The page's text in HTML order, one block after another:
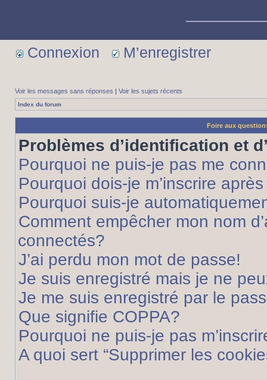
Connexion M’enregistrer
Voir les messages sans réponses | Voir les sujets récents
Index du forum
Foire aux
Problèmes d’identification et
Pourquoi ne puis-je pas me
Pourquoi dois-je m’inscrire
Pourquoi suis-je
Comment empêcher mon nom
connectés?
J’ai perdu mon mot de passe!
Je suis enregistré mais je ne
Je me suis enregistré par le
Que signifie COPPA?
Pourquoi ne puis-je pas
A quoi sert “Supprimer les